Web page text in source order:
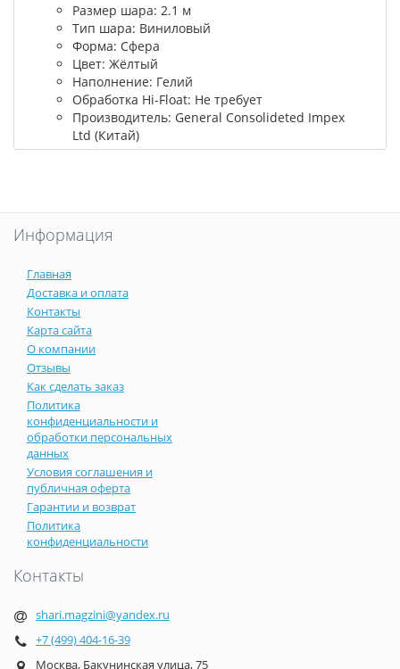
Размер шара: 2.1 м
Тип шара: Виниловый
Форма: Сфера
Цвет: Жёлтый
Наполнение: Гелий
Обработка Hi-Float: Не требует
Производитель: General Consolideted Impex
Ltd (Китай)
Информация
Главная
Доставка и оплата
Контакты
Карта сайта
О компании
Отзывы
Как сделать заказ
Политика
конфиденциальности и
обработки персональных
данных
Условия соглашения и
публичная оферта
Гарантии и возврат
Политика
конфиденциальности
Контакты
shari.magzini@yandex.ru
+7 (499) 404-16-39
Москва, Бакунинская улица, 75